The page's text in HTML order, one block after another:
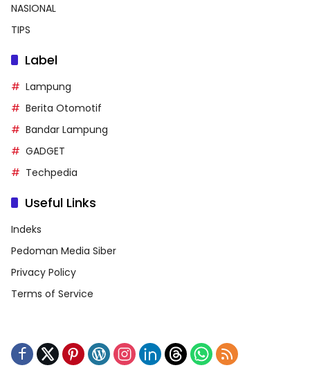
NASIONAL
TIPS
Label
Lampung
Berita Otomotif
Bandar Lampung
GADGET
Techpedia
Useful Links
Indeks
Pedoman Media Siber
Privacy Policy
Terms of Service